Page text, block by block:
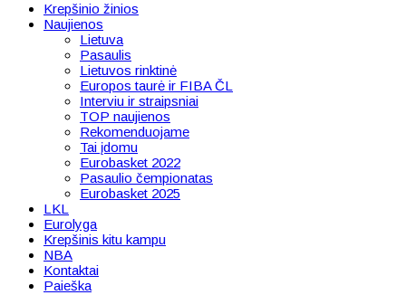
Krepšinio žinios
Naujienos
Lietuva
Pasaulis
Lietuvos rinktinė
Europos taurė ir FIBA ČL
Interviu ir straipsniai
TOP naujienos
Rekomenduojame
Tai įdomu
Eurobasket 2022
Pasaulio čempionatas
Eurobasket 2025
LKL
Eurolyga
Krepšinis kitu kampu
NBA
Kontaktai
Paieška